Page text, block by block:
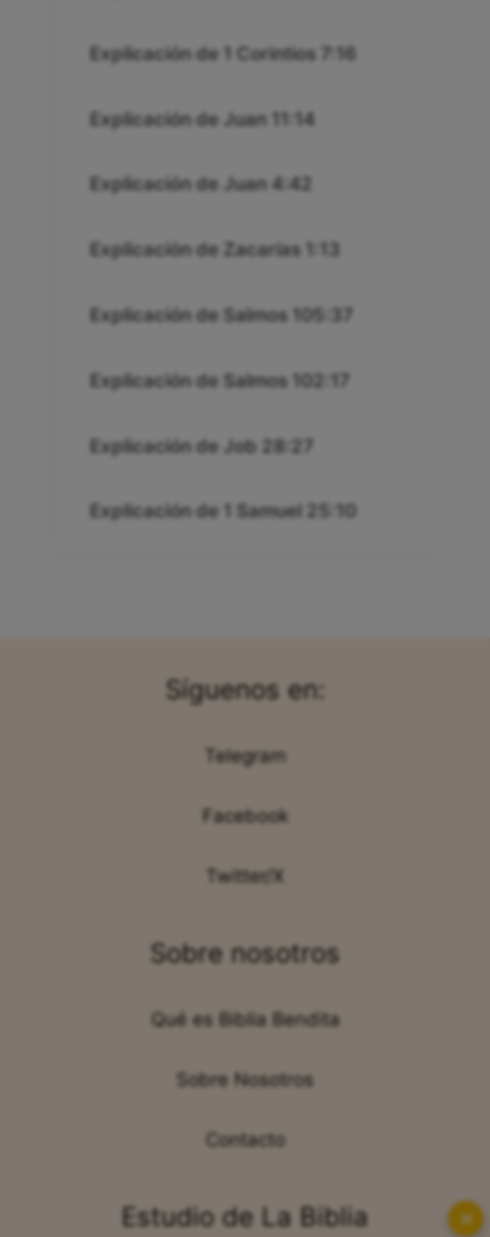
Explicación de 1 Corintios 7:16
Explicación de Juan 11:14
Explicación de Juan 4:42
Explicación de Zacarías 1:13
Explicación de Salmos 105:37
Explicación de Salmos 102:17
Explicación de Job 28:27
Explicación de 1 Samuel 25:10
Síguenos en:
Telegram
Facebook
Twitter/X
Sobre nosotros
Qué es Biblia Bendita
Sobre Nosotros
Contacto
Estudio de La Biblia ✕